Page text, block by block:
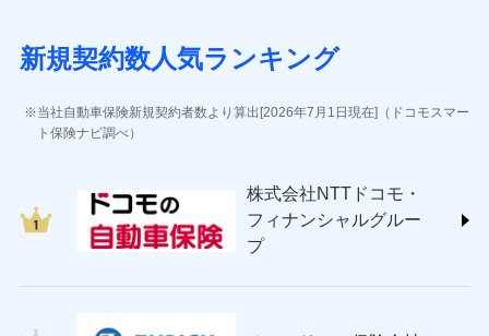
ジェイアイ傷害火災保険株式会社
ソニー損害保険株式会社
(https://www.sonysonpo.co.jp/)
ＳＯＭＰＯダイレクト損害保険株式会社
(https://www.sompo-direct.co.jp/)
チューリッヒ保険会社 (https://www.zurich.co.jp/)
新規契約数人気ランキング
当社自動車保険新規契約者数より算出[2026年7月1日現在]（ドコモスマー
ト保険ナビ調べ）
株式会社NTTドコモ・
フィナンシャルグルー
プ